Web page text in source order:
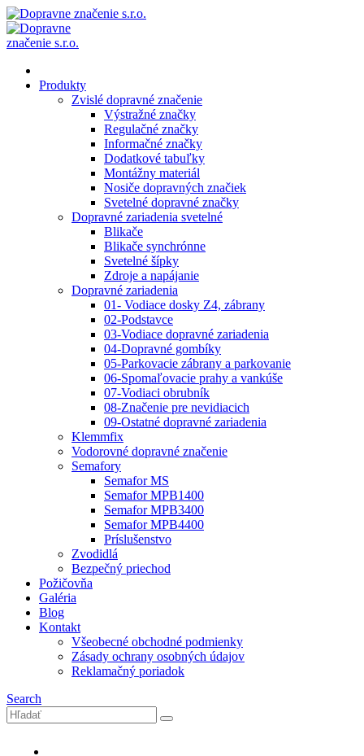
Produkty
Zvislé dopravné značenie
Výstražné značky
Regulačné značky
Informačné značky
Dodatkové tabuľky
Montážny materiál
Nosiče dopravných značiek
Svetelné dopravné značky
Dopravné zariadenia svetelné
Blikače
Blikače synchrónne
Svetelné šípky
Zdroje a napájanie
Dopravné zariadenia
01- Vodiace dosky Z4, zábrany
02-Podstavce
03-Vodiace dopravné zariadenia
04-Dopravné gombíky
05-Parkovacie zábrany a parkovanie
06-Spomaľovacie prahy a vankúše
07-Vodiaci obrubník
08-Značenie pre nevidiacich
09-Ostatné dopravné zariadenia
Klemmfix
Vodorovné dopravné značenie
Semafory
Semafor MS
Semafor MPB1400
Semafor MPB3400
Semafor MPB4400
Príslušenstvo
Zvodidlá
Bezpečný priechod
Požičovňa
Galéria
Blog
Kontakt
Všeobecné obchodné podmienky
Zásady ochrany osobných údajov
Reklamačný poriadok
Search